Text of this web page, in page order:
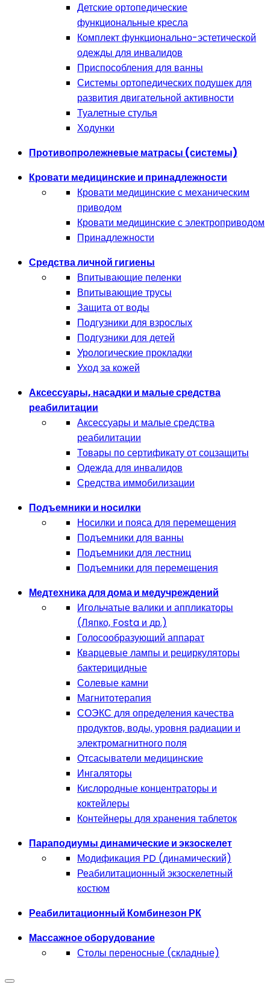
Детские ортопедические
функциональные кресла
Комплект функционально-эстетической
одежды для инвалидов
Приспособления для ванны
Системы ортопедических подушек для
развития двигательной активности
Туалетные стулья
Ходунки
Противопролежневые матрасы (системы)
Кровати медицинские и принадлежности
Кровати медицинские с механическим
приводом
Кровати медицинские с электроприводом
Принадлежности
Средства личной гигиены
Впитывающие пеленки
Впитывающие трусы
Защита от воды
Подгузники для взрослых
Подгузники для детей
Урологические прокладки
Уход за кожей
Аксессуары, насадки и малые средства
реабилитации
Аксессуары и малые средства
реабилитации
Товары по сертификату от соцзащиты
Одежда для инвалидов
Средства иммобилизации
Подъемники и носилки
Носилки и пояса для перемещения
Подъемники для ванны
Подъемники для лестниц
Подъемники для перемещения
Медтехника для дома и медучреждений
Игольчатые валики и аппликаторы
(Ляпко, Fosta и др.)
Голосообразующий аппарат
Кварцевые лампы и рециркуляторы
бактерицидные
Солевые камни
Магнитотерапия
СОЭКС для определения качества
продуктов, воды, уровня радиации и
электромагнитного поля
Отсасыватели медицинские
Ингаляторы
Кислородные концентраторы и
коктейлеры
Контейнеры для хранения таблеток
Параподиумы динамические и экзоскелет
Модификация PD (динамический)
Реабилитационный экзоскелетный
костюм
Реабилитационный Комбинезон РК
Массажное оборудование
Столы переносные (складные)